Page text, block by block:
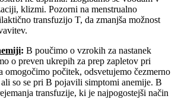
klizmi. Pozorni na menstrualno
transfuzijo T, da zmanjša možnost
: B poučimo o vzrokih za nastanek
o preven ukrepih za prep zapletov pri
omogočimo počitek, odsvetujemo čezmerno
so se pri B pojavili simptomi anemije. B
transfuzije, ki je najpogostejši način